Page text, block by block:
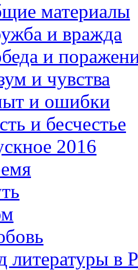
материалы
и вражда
и
и чувства
и ошибки
и бесчестье
2016
литературы в